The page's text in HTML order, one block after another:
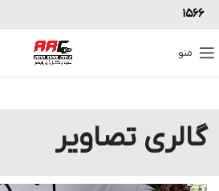
۱۵۶۶
منو
گالری تصاویر